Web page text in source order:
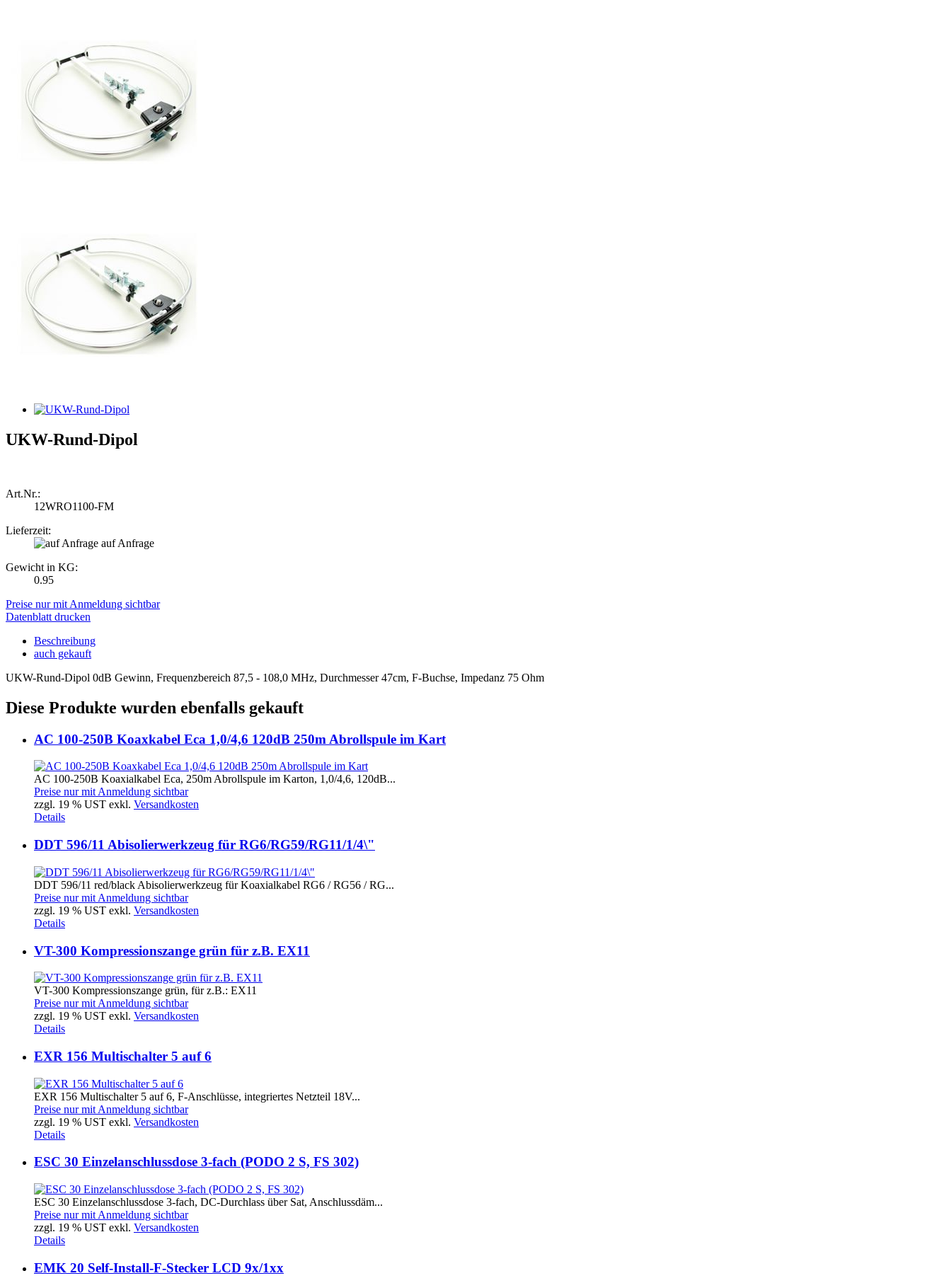
UKW-Rund-Dipol
Art.Nr.:
12WRO1100-FM
Lieferzeit:
auf Anfrage
Gewicht in KG:
0.95
Preise nur mit Anmeldung sichtbar
Datenblatt drucken
Beschreibung
auch gekauft
UKW-Rund-Dipol 0dB Gewinn, Frequenzbereich 87,5 - 108,0 MHz, Durchmesser 47cm, F-Buchse, Impedanz 75 Ohm
Diese Produkte wurden ebenfalls gekauft
AC 100-250B Koaxkabel Eca 1,0/4,6 120dB 250m Abrollspule im Kart
AC 100-250B Koaxialkabel Eca, 250m Abrollspule im Karton, 1,0/4,6, 120dB...
Preise nur mit Anmeldung sichtbar
zzgl. 19 % UST exkl. Versandkosten
Details
DDT 596/11 Abisolierwerkzeug für RG6/RG59/RG11/1/4\"
DDT 596/11 red/black Abisolierwerkzeug für Koaxialkabel RG6 / RG56 / RG...
Preise nur mit Anmeldung sichtbar
zzgl. 19 % UST exkl. Versandkosten
Details
VT-300 Kompressionszange grün für z.B. EX11
VT-300 Kompressionszange grün, für z.B.: EX11
Preise nur mit Anmeldung sichtbar
zzgl. 19 % UST exkl. Versandkosten
Details
EXR 156 Multischalter 5 auf 6
EXR 156 Multischalter 5 auf 6, F-Anschlüsse, integriertes Netzteil 18V...
Preise nur mit Anmeldung sichtbar
zzgl. 19 % UST exkl. Versandkosten
Details
ESC 30 Einzelanschlussdose 3-fach (PODO 2 S, FS 302)
ESC 30 Einzelanschlussdose 3-fach, DC-Durchlass über Sat, Anschlussdäm...
Preise nur mit Anmeldung sichtbar
zzgl. 19 % UST exkl. Versandkosten
Details
EMK 20 Self-Install-F-Stecker LCD 9x/1xx